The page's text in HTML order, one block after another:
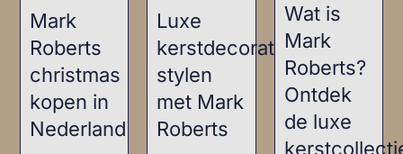
Mark
Roberts
christmas
kopen in
Nederland
Luxe
kerstdecoratie
stylen
met Mark
Roberts
Wat is
Mark
Roberts?
Ontdek
de luxe